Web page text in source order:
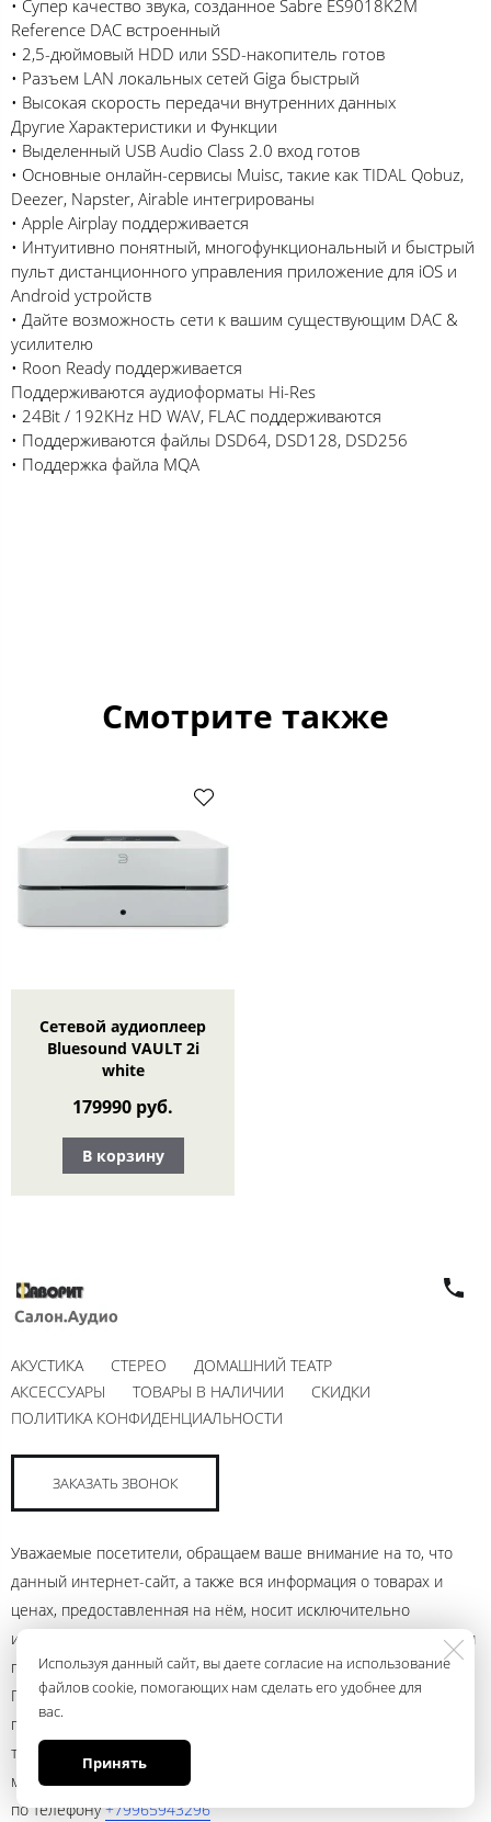
• Супер качество звука, созданное Sabre ES9018K2M
Reference DAC встроенный
• 2,5-дюймовый HDD или SSD-накопитель готов
• Разъем LAN локальных сетей Giga быстрый
• Высокая скорость передачи внутренних данных
Другие Характеристики и Функции
• Выделенный USB Audio Class 2.0 вход готов
• Основные онлайн-сервисы Muisc, такие как TIDAL Qobuz,
Deezer, Napster, Airable интегрированы
• Apple Airplay поддерживается
• Интуитивно понятный, многофункциональный и быстрый
пульт дистанционного управления приложение для iOS и
Android устройств
• Дайте возможность сети к вашим существующим DAC &
усилителю
• Roon Ready поддерживается
Поддерживаются аудиоформаты Hi-Res
• 24Bit / 192KHz HD WAV, FLAC поддерживаются
• Поддерживаются файлы DSD64, DSD128, DSD256
• Поддержка файла MQA
Смотрите также
Сетевой аудиоплеер
Bluesound VAULT 2i
white
179990 руб.
В корзину
Используя данный сайт, вы даете согласие на использование
файлов cookie, помогающих нам сделать его удобнее для
вас.
Принять
АКУСТИКА СТЕРЕО
ДОМАШНИЙ ТЕАТР
АКСЕССУАРЫ
ТОВАРЫ В НАЛИЧИИ
СКИДКИ
ПОЛИТИКА КОНФИДЕНЦИАЛЬНОСТИ
ЗАКАЗАТЬ ЗВОНОК
Уважаемые посетители, обращаем ваше внимание на то, что
данный интернет-сайт, а также вся информация о товарах и
ценах, предоставленная на нём, носит исключительно
информационный характер и ни при каких условиях не является
публичной офертой, определяемой положениями Статьи 437
Гражданского кодекса Российской Федерации. Для получения
подробной информации о наличии и стоимости указанных
товаров и (или) услуг, пожалуйста, обращайтесь к менеджеру
магазина с помощью электронной почты andrey@ural.audio или
по телефону+79965943296